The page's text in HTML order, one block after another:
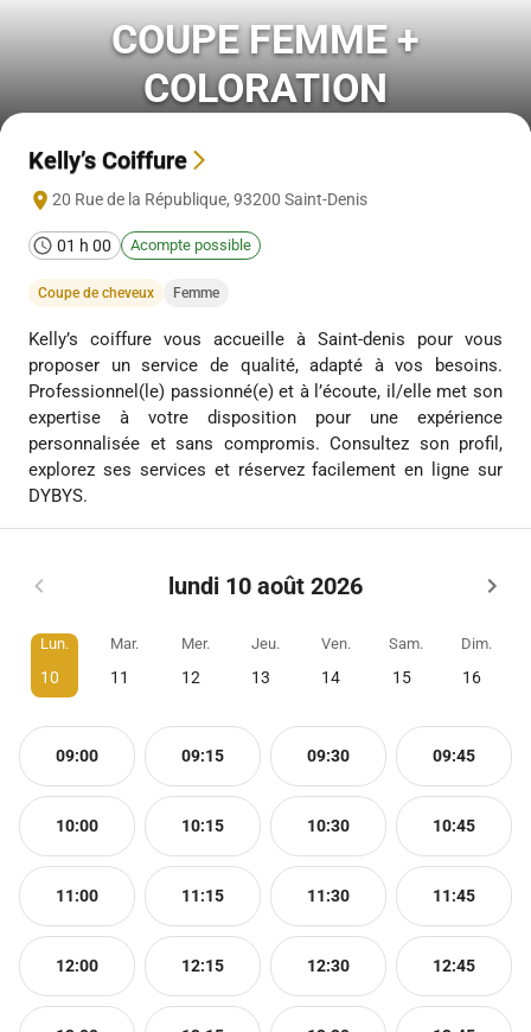
COUPE FEMME +
COLORATION
Kelly’s Coiffure
20 Rue de la République, 93200 Saint-Denis
01 h 00 Acompte possible
Coupe de cheveux Femme
Kelly’s coiffure vous accueille à Saint-denis pour vous
proposer un service de qualité, adapté à vos besoins.
Professionnel(le) passionné(e) et à l’écoute, il/elle met son
expertise à votre disposition pour une expérience
personnalisée et sans compromis. Consultez son profil,
explorez ses services et réservez facilement en ligne sur
DYBYS.
lundi 10 août 2026
Lun.
10
Mar.
11
Mer.
12
Jeu.
13
Ven.
14
Sam.
15
Dim.
16
09:00 09:15 09:30 09:45
10:00 10:15 10:30 10:45
11:00 11:15 11:30 11:45
12:00 12:15 12:30 12:45